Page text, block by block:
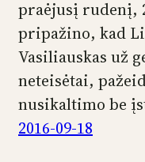
praėjusį rudenį,
pripažino, kad
Vasiliauskas už
neteisėtai,
nusikaltimo be
2016-09-18